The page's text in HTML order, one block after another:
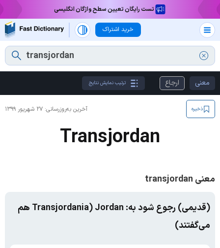
تست رایگان تعیین سطح واژگان انگلیسی
خرید اشتراک
معنی ارجاع ترتیب نمایش نتایج
آخرین به‌روزرسانی: ۲۷ شهریور ۱۳۹۹ ذخیره
Transjordan
معنی transjordan
(قدیمی) رجوع شود به: Transjordania) Jordan هم
می‌گفتند)